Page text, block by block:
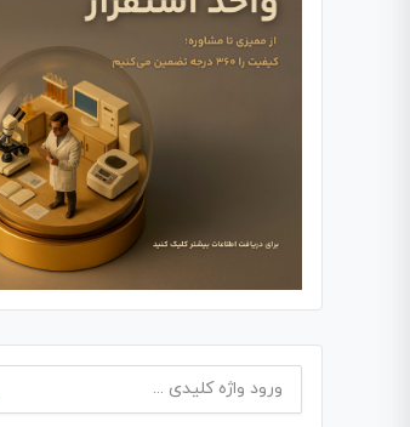
جستجو
برای: